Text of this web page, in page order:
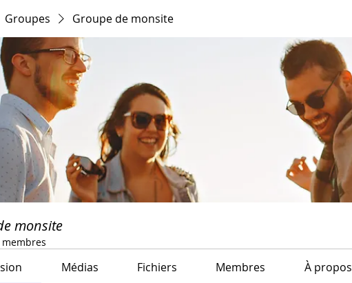
Groupes Groupe de monsite
monsite
membres
Médias Fichiers Membres À propos